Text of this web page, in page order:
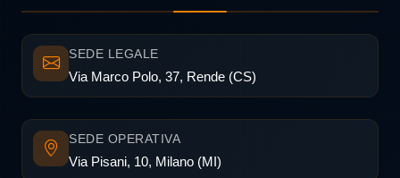
SEDE LEGALE
Via Marco Polo, 37, Rende (CS)
SEDE OPERATIVA
Via Pisani, 10, Milano (MI)